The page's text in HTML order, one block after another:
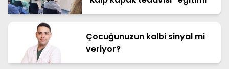
Çocuğunuzun kalbi sinyal mi
veriyor?